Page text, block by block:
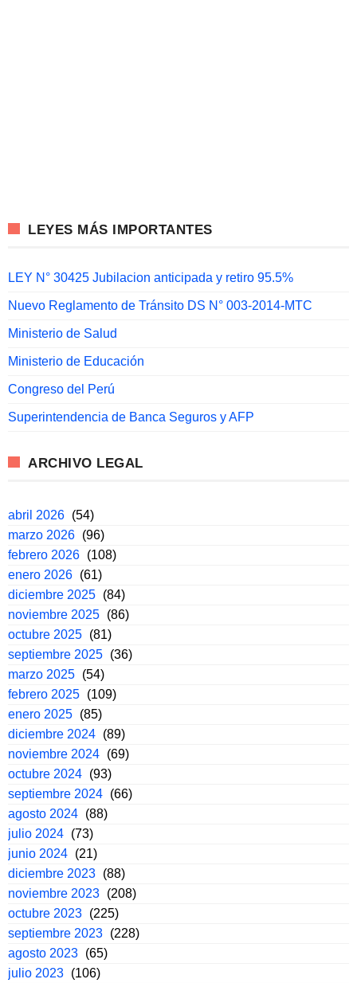
LEYES MÁS IMPORTANTES
LEY N° 30425 Jubilacion anticipada y retiro 95.5%
Nuevo Reglamento de Tránsito DS N° 003-2014-MTC
Ministerio de Salud
Ministerio de Educación
Congreso del Perú
Superintendencia de Banca Seguros y AFP
ARCHIVO LEGAL
abril 2026 (54)
marzo 2026 (96)
febrero 2026 (108)
enero 2026 (61)
diciembre 2025 (84)
noviembre 2025 (86)
octubre 2025 (81)
septiembre 2025 (36)
marzo 2025 (54)
febrero 2025 (109)
enero 2025 (85)
diciembre 2024 (89)
noviembre 2024 (69)
octubre 2024 (93)
septiembre 2024 (66)
agosto 2024 (88)
julio 2024 (73)
junio 2024 (21)
diciembre 2023 (88)
noviembre 2023 (208)
octubre 2023 (225)
septiembre 2023 (228)
agosto 2023 (65)
julio 2023 (106)